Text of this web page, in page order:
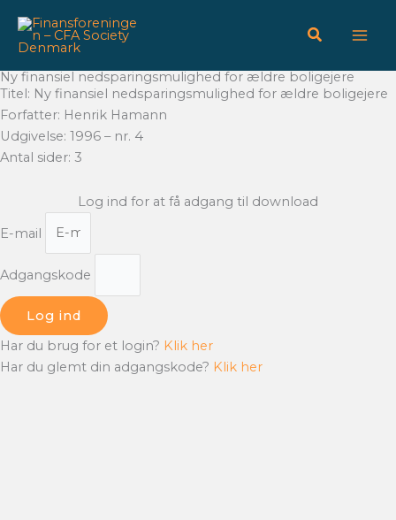
indholdet
Ny finansiel nedsparingsmulighed for ældre boligejere
Titel: Ny finansiel nedsparingsmulighed for ældre boligejere
Forfatter: Henrik Hamann
Udgivelse: 1996 – nr. 4
Antal sider: 3
Log ind for at få adgang til download
E-mail
Adgangskode
Log ind
Har du brug for et login? Klik her
Har du glemt din adgangskode? Klik her